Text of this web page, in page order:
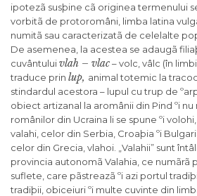
ipotezã susþine cã originea termenului
vorbitã de protoromâni, limba latina
numitã sau caracterizatã de celelalte
De asemenea, la acestea se adaugã
cuvântuluivlah – vlac– volc, vâlc (în
traduce prin lup, animal totemic la
stindardul acestora – lupul cu trup de
obiect artizanal la aromânii din Pind ºi nu
românilor din Ucraina li se spune ºi
valahi, celor din Serbia, Croaþia ºi
celor din Grecia, vlahoi. „Valahii” sunt
provincia autonomã Valahia, ce numãrã
suflete, care pãstreazã ºi azi portul
tradiþii, obiceiuri ºi multe cuvinte din